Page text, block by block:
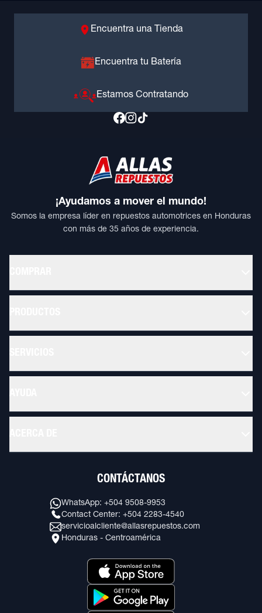
Encuentra una Tienda
Encuentra tu Batería
Estamos Contratando
¡Ayudamos a mover el mundo!
Somos la empresa líder en repuestos automotrices en Honduras
con más de 35 años de experiencia.
CONTÁCTANOS
WhatsApp: +504 9508-9953
Contact Center: +504 2283-4540
servicioalcliente@allasrepuestos.com
Honduras - Centroamérica